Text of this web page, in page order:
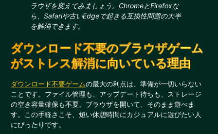
ラウザを変えてみましょう。ChromeとFirefoxな
ら、Safariや古いEdgeで起きる互換性問題の大半
を解消できます。
ダウンロード不要のブラウザゲーム
がストレス解消に向いている理由
ダウンロード不要ゲームの最大の利点は、準備が一切いらない
ことです。ファイル管理も、アップデート待ちも、ストレージ
の空き容量確保も不要。ブラウザを開いて、そのまま遊べま
す。この手軽さこそ、短い休憩時間にカジュアルに遊びたい人
にぴったりです。